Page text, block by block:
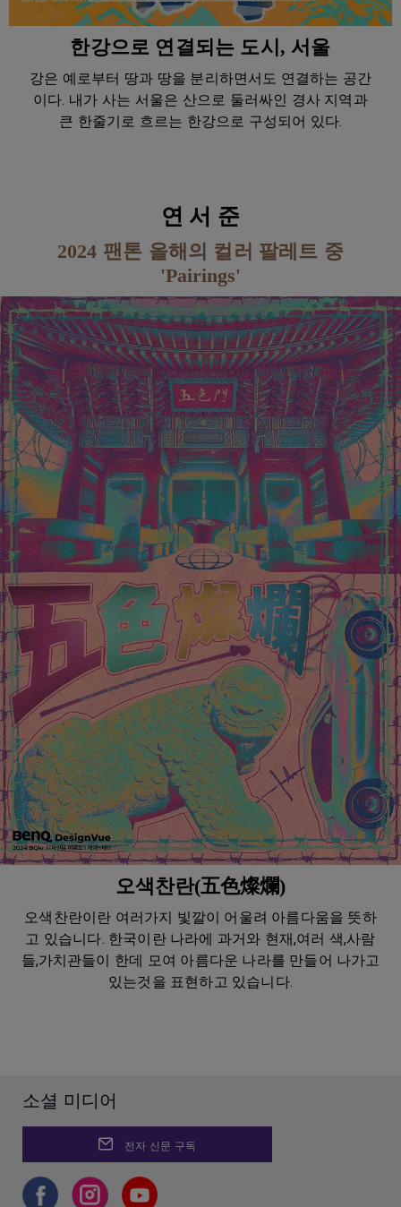
한강으로 연결되는 도시, 서울
강은 예로부터 땅과 땅을 분리하면서도 연결하는 공간
이다. 내가 사는 서울은 산으로 둘러싸인 경사 지역과
큰 한줄기로 흐르는 한강으로 구성되어 있다.
연 서 준
2024 팬톤 올해의 컬러 팔레트 중
'Pairings'
오색찬란(五色燦爛)
오색찬란이란 여러가지 빛깔이 어울려 아름다움을 뜻하
고 있습니다. 한국이란 나라에 과거와 현재,여러 색,사람
들,가치관들이 한데 모여 아름다운 나라를 만들어 나가고
있는것을 표현하고 있습니다.
소셜 미디어
전자 신문 구독